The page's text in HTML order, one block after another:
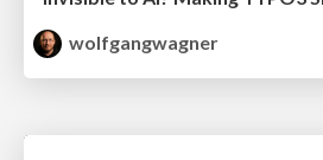
wolfgangwagner